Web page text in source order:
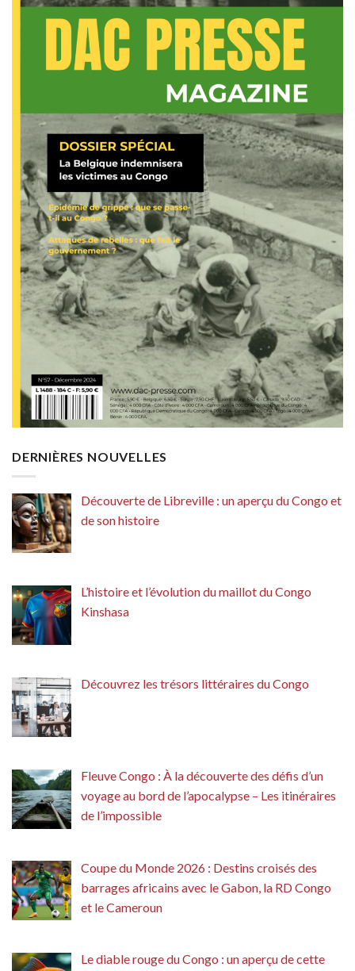
DERNIÈRES NOUVELLES
Découverte de Libreville : un aperçu du Congo et
de son histoire
L’histoire et l’évolution du maillot du Congo
Kinshasa
Découvrez les trésors littéraires du Congo
Fleuve Congo : À la découverte des défis d’un
voyage au bord de l’apocalypse – Les itinéraires
de l’impossible
Coupe du Monde 2026 : Destins croisés des
barrages africains avec le Gabon, la RD Congo
et le Cameroun
Le diable rouge du Congo : un aperçu de cette